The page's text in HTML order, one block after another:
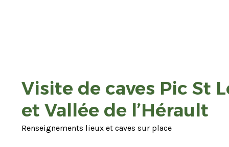
Visite de caves Pic St
et Vallée de l’Hérault
Renseignements lieux et caves sur place